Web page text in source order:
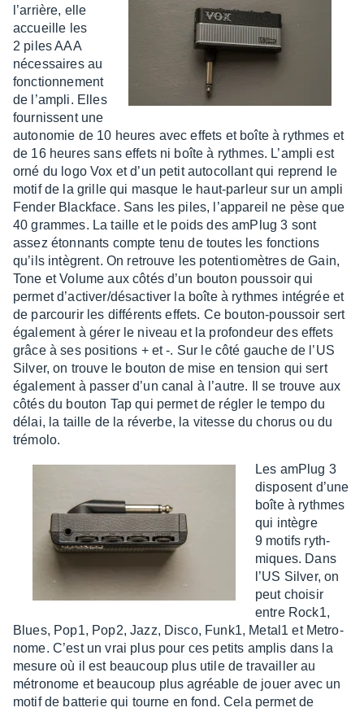
l’ar­rière, elle
accueille les
2 piles AAA
néces­saires au
fonc­tion­ne­ment
de l’am­pli. Elles
four­nissent une
auto­no­mie de 10 heures avec effets et boîte à rythmes et
de 16 heures sans effets ni boîte à rythmes. L’am­pli est
orné du logo Vox et d’un petit auto­col­lant qui reprend le
motif de la grille qui masque le haut-parleur sur un ampli
Fender Black­face. Sans les piles, l’ap­pa­reil ne pèse que
40 grammes. La taille et le poids des amPlug 3 sont
assez éton­nants compte tenu de toutes les fonc­tions
qu’ils intègrent. On retrouve les poten­tio­mètres de Gain,
Tone et Volume aux côtés d’un bouton pous­soir qui
permet d’ac­ti­ver/désac­ti­ver la boîte à rythmes inté­grée et
de parcou­rir les diffé­rents effets. Ce bouton-pous­soir sert
égale­ment à gérer le niveau et la profon­deur des effets
grâce à ses posi­tions + et -. Sur le côté gauche de l’US
Silver, on trouve le bouton de mise en tension qui sert
égale­ment à passer d’un canal à l’autre. Il se trouve aux
côtés du bouton Tap qui permet de régler le tempo du
délai, la taille de la réverbe, la vitesse du chorus ou du
trémolo.
Les amPlug 3
disposent d’une
boîte à rythmes
qui intègre
9 motifs ryth­
miques. Dans
l’US Silver, on
peut choi­sir
entre Rock1,
Blues, Pop1, Pop2, Jazz, Disco, Funk1, Metal1 et Metro­
nome. C’est un vrai plus pour ces petits amplis dans la
mesure où il est beau­coup plus utile de travailler au
métro­nome et beau­coup plus agréable de jouer avec un
motif de batte­rie qui tourne en fond. Cela permet de